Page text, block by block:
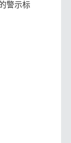
警示标